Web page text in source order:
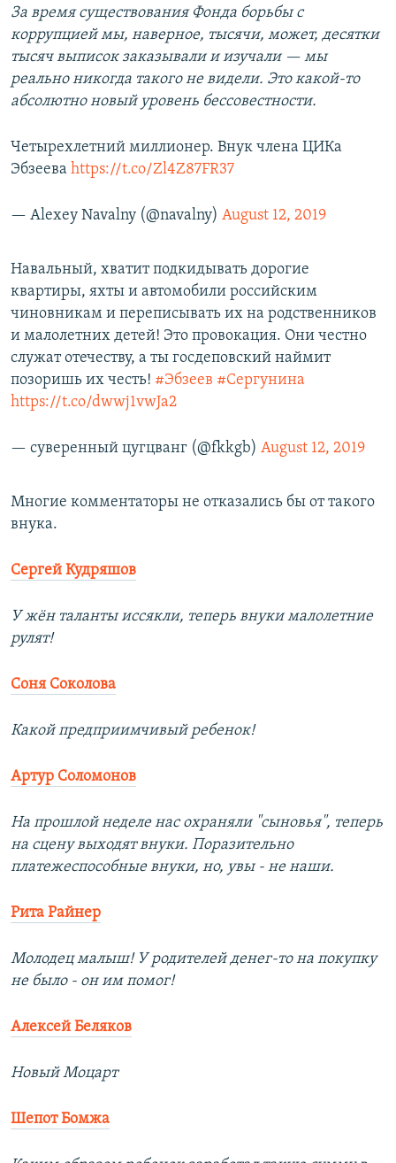
За время существования Фонда борьбы с
коррупцией мы, наверное, тысячи, может, десятки
тысяч выписок заказывали и изучали — мы
реально никогда такого не видели. Это какой-то
абсолютно новый уровень бессовестности.
Четырехлетний миллионер. Внук члена ЦИКа
Эбзеева https://t.co/Zl4Z87FR37
— Alexey Navalny (@navalny) August 12, 2019
Навальный, хватит подкидывать дорогие
квартиры, яхты и автомобили российским
чиновникам и переписывать их на родственников
и малолетних детей! Это провокация. Они честно
служат отечеству, а ты госдеповский наймит
позоришь их честь! #Эбзеев #Сергунина
https://t.co/dwwj1vwJa2
— суверенный цугцванг (@fkkgb) August 12, 2019
Многие комментаторы не отказались бы от такого
внука.
Сергей Кудряшов
У жён таланты иссякли, теперь внуки малолетние
рулят!​
Соня Соколова
Какой предприимчивый ребенок!
Артур Соломонов
На прошлой неделе нас охраняли "сыновья", теперь
на сцену выходят внуки. Поразительно
платежеспособные внуки, но, увы - не наши.
Рита Райнер
Молодец малыш! У родителей денег-то на покупку
не было - он им помог!
Алексей Беляков
Новый Моцарт
Шепот Бомжа